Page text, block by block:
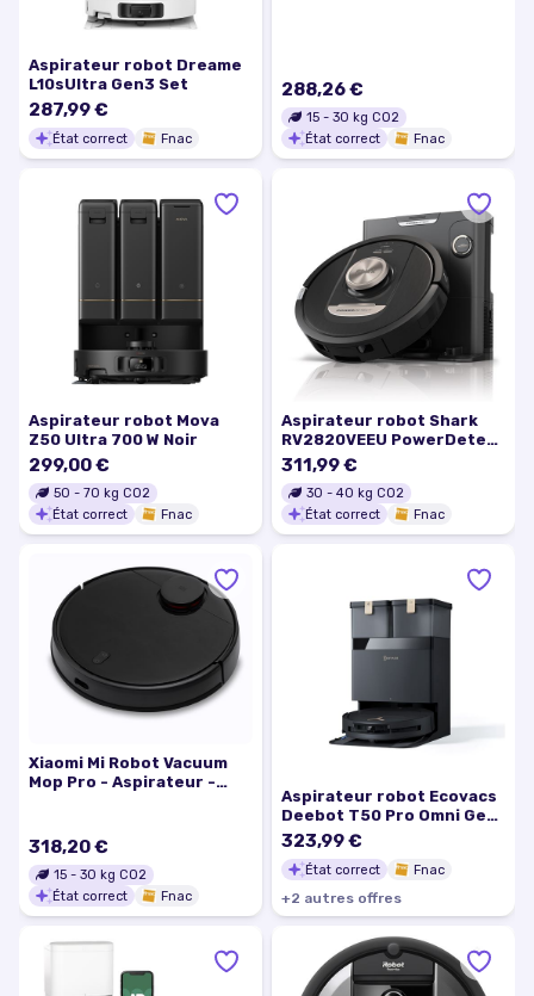
Aspirateur robot Dreame
L10sUltra Gen3 Set
287,99 €
État correct Fnac
288,26 €
15 - 30 kg CO2
État correct
Fnac
Aspirateur robot Mova
Z50 Ultra 700 W Noir
299,00 €
50 - 70 kg CO2
État correct
Fnac
Aspirateur robot Shark
RV2820VEEU PowerDetect
Noir
311,99 €
30 - 40 kg CO2
État correct
Fnac
Xiaomi Mi Robot Vacuum
Mop Pro - Aspirateur -
318,20 €
15 - 30 kg CO2
État correct
Fnac
Aspirateur robot Ecovacs
Deebot T50 Pro Omni Gen
3 Noir
323,99 €
État correct Fnac
+2 autres offres